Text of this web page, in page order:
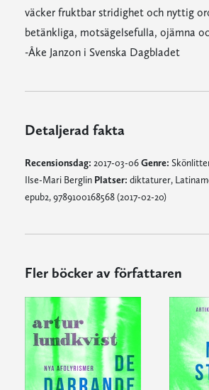
väcker fruktbar stridighet och nyttig
betänkliga, motsägelsefulla, ojämna
-Åke Janzon i Svenska Dagbladet
Detaljerad fakta
Recensionsdag: 2017-03-06Genre:
Ilse-Mari Berglin Platser: diktaturer,
epub2, 9789100168568 (2017-02-20)
Fler böcker av författaren